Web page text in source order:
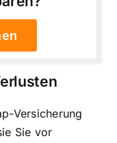
Versicherung
Sie vor